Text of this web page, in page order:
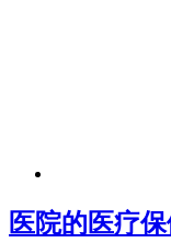
医院的医疗